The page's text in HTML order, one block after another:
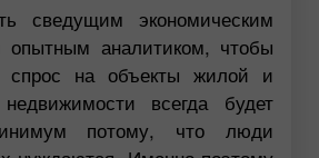
сведущим экономическим
опытным аналитиком, чтобы
спрос на объекты жилой и
всегда будет
потому, что люди